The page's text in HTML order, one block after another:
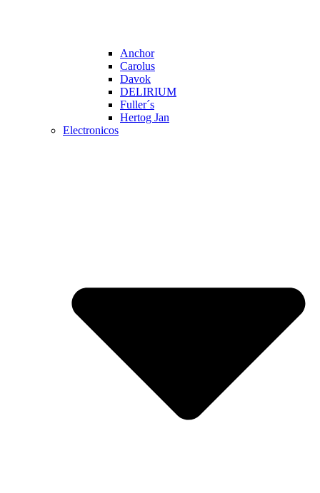
Anchor
Carolus
Davok
DELIRIUM
Fuller´s
Hertog Jan
Electronicos